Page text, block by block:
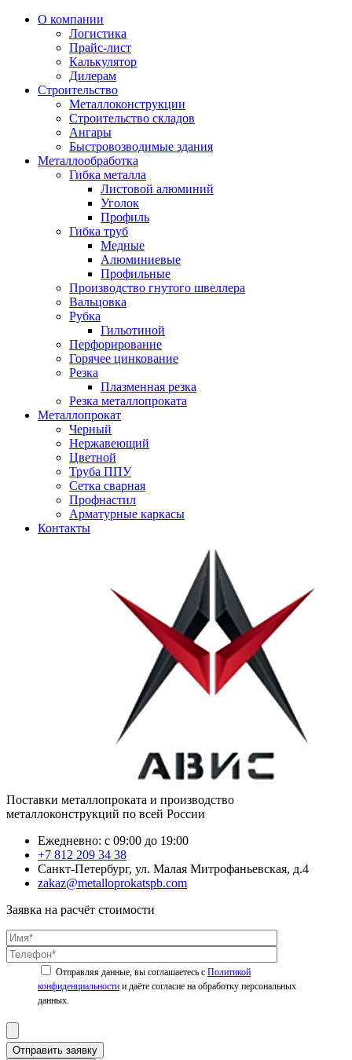
О компании
Логистика
Прайс-лист
Калькулятор
Дилерам
Строительство
Металлоконструкции
Строительство складов
Ангары
Быстровозводимые здания
Металлообработка
Гибка металла
Листовой алюминий
Уголок
Профиль
Гибка труб
Медные
Алюминиевые
Профильные
Производство гнутого швеллера
Вальцовка
Рубка
Гильотиной
Перфорирование
Горячее цинкование
Резка
Плазменная резка
Резка металлопроката
Металлопрокат
Черный
Нержавеющий
Цветной
Труба ППУ
Сетка сварная
Профнастил
Арматурные каркасы
Контакты
Поставки металлопроката и производство
металлоконструкций по всей России
Ежедневно: с 09:00 до 19:00
+7 812 209 34 38
Санкт-Петербург, ул. Малая Митрофаньевская, д.4
zakaz@metalloprokatspb.com
Заявка на расчёт стоимости
Политикой
конфиденциальности
Отправить заявку